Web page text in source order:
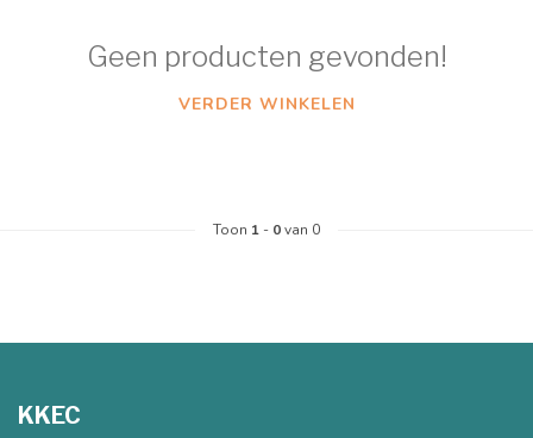
Geen producten gevonden!
VERDER WINKELEN
Toon 1 - 0van 0
KKEC